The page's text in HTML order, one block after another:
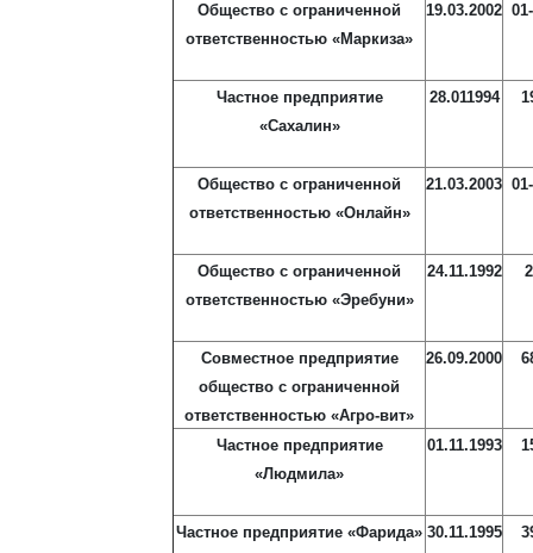
Общество с ограниченной
ответственностью «Маркиза»
19.03.2002
Частное предприятие
«Сахалин»
28.011994
Общество с ограниченной
ответственностью «Онлайн»
21.03.2003
Общество с ограниченной
ответственностью «Эребуни»
24.11.1992
Совместное предприятие
общество с ограниченной
ответственностью «Агро-вит»
26.09.2000
Частное предприятие
«Людмила»
01.11.1993
Частное предприятие «Фарида» 30.11.1995